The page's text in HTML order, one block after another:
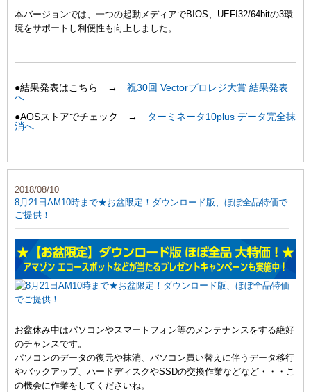
本バージョンでは、一つの起動メディアでBIOS、UEFI32/64bitの3環
境をサポートし利便性も向上しました。
●結果発表はこちら → 祝30回 Vectorプロレジ大賞 結果発表
へ
●AOSストアでチェック →
ターミネータ10plus データ完全抹
消へ
2018/08/10
8月21日AM10時まで★お盆限定！ダウンロード版、ほぼ全品特価で
ご提供！
お盆休み中はパソコンやスマートフォン等のメンテナンスをする絶好
のチャンスです。
パソコンのデータの復元や抹消、パソコン買い替えに伴うデータ移行
やバックアップ、ハードディスクやSSDの交換作業などなど・・・こ
の機会に作業をしてくださいね。